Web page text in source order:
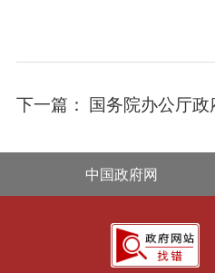
下一篇：
中国政府网